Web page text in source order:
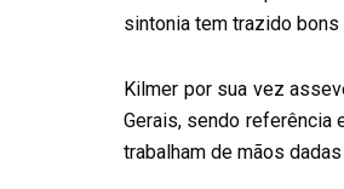
sintonia tem trazido
Kilmer por sua vez
Gerais, sendo referência
trabalham de mãos